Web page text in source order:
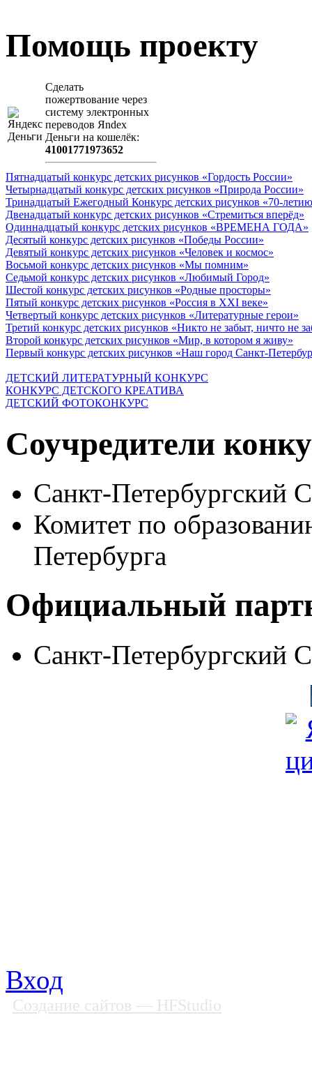
Помощь проекту
Сделать
пожертвование через
систeму элeктронных
пeрeводов Яndex
Деньги на кошeлёк:
41001771973652
Пятнадцатый конкурс детских рисунков «Гордость России»
Четырнадцатый конкурс детских рисунков «Природа России»
Тринадцатый Ежегодный Конкурс детских рисунков «70-
Двенадцатый конкурс детских рисунков «Стремиться вперёд»
Одиннадцатый конкурс детских рисунков «ВРЕМЕНА ГОДА»
Десятый конкурс детских рисунков «Победы России»
Девятый конкурс детских рисунков «Человек и космос»
Восьмой конкурс детских рисунков «Мы помним»
Седьмой конкурс детских рисунков «Любимый Город»
Шестой конкурс детских рисунков «Родные просторы»
Пятый конкурс детских рисунков «Россия в XXI веке»
Четвертый конкурс детских рисунков «Литературные герои»
Третий конкурс детских рисунков «Никто не забыт, ничто не
Второй конкурс детских рисунков «Мир, в котором я живу»
Первый конкурс детских рисунков «Наш город Санкт-
ДЕТСКИЙ ЛИТЕРАТУРНЫЙ КОНКУРС
КОНКУРС ДЕТСКОГО КРЕАТИВА
ДЕТСКИЙ ФОТОКОНКУРС
Соучредители
Санкт-Петербургский
Комитет по
Петербурга
Официальный
Санкт-Петербургский
Вход
Создание сайтов — HFStudio